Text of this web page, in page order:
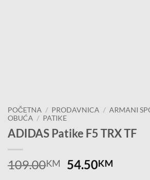
POČETNA / PRODAVNICA / ARMANI
OBUĆA / PATIKE
ADIDAS Patike F5 TRX TF
109.00KM
Original
54.50KM